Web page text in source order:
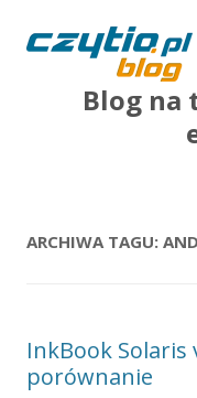
Blog na
ARCHIWA TAGU:
InkBook Solaris
porównanie